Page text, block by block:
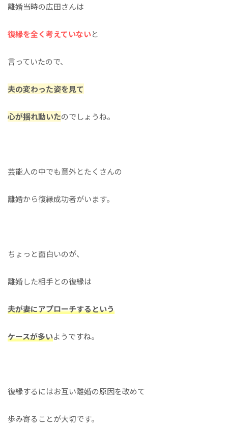
離婚当時の広田さんは
復縁を全く考えていないと
言っていたので、
夫の変わった姿を見て
心が揺れ動いたのでしょうね。
芸能人の中でも意外とたくさんの
離婚から復縁成功者がいます。
ちょっと面白いのが、
離婚した相手との復縁は
夫が妻にアプローチするという
ケースが多いようですね。
復縁するにはお互い離婚の原因を改めて
歩み寄ることが大切です。